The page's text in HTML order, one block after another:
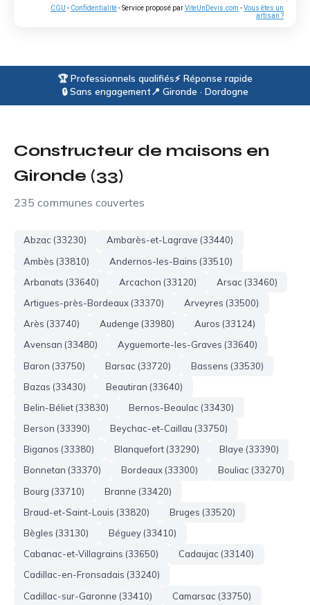
CGU - Confidentialité- Service proposé parViteUnDevis.com -Vous êtes un
artisan ?
🏆 Professionnels qualifiés⚡ Réponse rapide
🔒 Sans engagement📍 Gironde · Dordogne
Constructeur de maisons en
Gironde (33)
235 communes couvertes
Abzac (33230)
Ambarès-et-Lagrave (33440)
Ambès (33810)
Andernos-les-Bains (33510)
Arbanats (33640)
Arcachon (33120)
Arsac (33460)
Artigues-près-Bordeaux (33370)
Arveyres (33500)
Arès (33740)
Audenge (33980)
Auros (33124)
Avensan (33480)
Ayguemorte-les-Graves (33640)
Baron (33750)
Barsac (33720)
Bassens (33530)
Bazas (33430)
Beautiran (33640)
Belin-Béliet (33830)
Bernos-Beaulac (33430)
Berson (33390)
Beychac-et-Caillau (33750)
Biganos (33380)
Blanquefort (33290)
Blaye (33390)
Bonnetan (33370)
Bordeaux (33300)
Bouliac (33270)
Bourg (33710)
Branne (33420)
Braud-et-Saint-Louis (33820)
Bruges (33520)
Bègles (33130)
Béguey (33410)
Cabanac-et-Villagrains (33650)
Cadaujac (33140)
Cadillac-en-Fronsadais (33240)
Cadillac-sur-Garonne (33410)
Camarsac (33750)